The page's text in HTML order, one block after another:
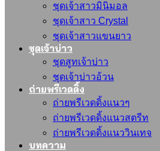
ชุดเจ้าสาวมินิมอล
ชุดเจ้าสาว Crystal
ชุดเจ้าสาวแขนยาว
ชุดเจ้าบ่าว
ชุดสูทเจ้าบ่าว
ชุดเจ้าบ่าวอ้วน
ถ่ายพรีเวดดิ้ง
ถ่ายพรีเวดดิ้งแนวๆ
ถ่ายพรีเวดดิ้งแนวสตรีท
ถ่ายพรีเวดดิ้งแนววินเทจ
บทความ